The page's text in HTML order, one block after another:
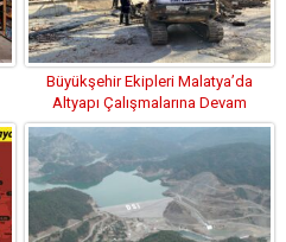
Büyükşehir Ekipleri Malatya’da
Altyapı Çalışmalarına Devam
Ediyor